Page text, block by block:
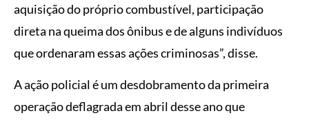
aquisição do próprio combustível, participação
direta na queima dos ônibus e de alguns indivíduos
que ordenaram essas ações criminosas”, disse.
A ação policial é um desdobramento da primeira
operação deflagrada em abril desse ano que